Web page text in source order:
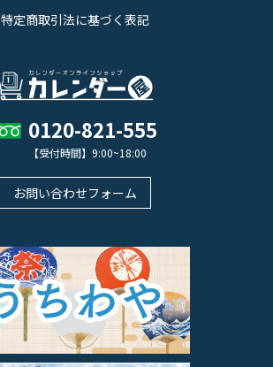
特定商取引法に基づく表記
0120-821-555
【受付時間】9:00~18:00
お問い合わせフォーム